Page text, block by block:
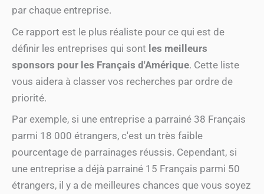
par chaque entreprise.
Ce rapport est le plus réaliste pour ce qui est de
définir les entreprises qui sont les meilleurs
sponsors pour les Français d'Amérique. Cette liste
vous aidera à classer vos recherches par ordre de
priorité.
Par exemple, si une entreprise a parrainé 38 Français
parmi 18 000 étrangers, c'est un très faible
pourcentage de parrainages réussis. Cependant, si
une entreprise a déjà parrainé 15 Français parmi 50
étrangers, il y a de meilleures chances que vous soyez